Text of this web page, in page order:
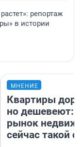
репортаж
в истории
МНЕНИЕ
Квартиры
но дешевеют:
рынок
сейчас такой